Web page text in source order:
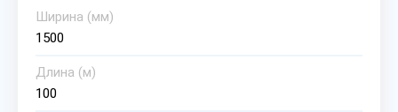
Ширина (мм)
1500
Длина (м)
100